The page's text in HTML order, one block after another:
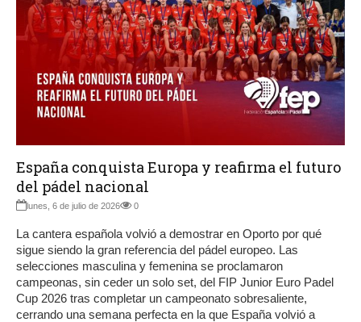
España conquista Europa y reafirma el futuro
del pádel nacional
lunes, 6 de julio de 2026 0
La cantera española volvió a demostrar en Oporto por qué
sigue siendo la gran referencia del pádel europeo. Las
selecciones masculina y femenina se proclamaron
campeonas, sin ceder un solo set, del FIP Junior Euro Padel
Cup 2026 tras completar un campeonato sobresaliente,
cerrando una semana perfecta en la que España volvió a